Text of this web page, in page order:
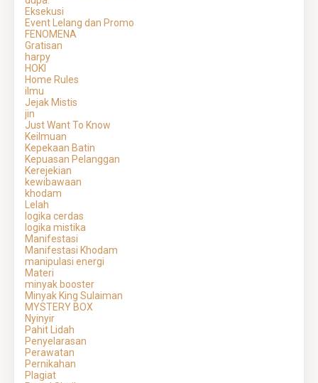
Eksekusi
Event Lelang dan Promo
FENOMENA
Gratisan
harpy
HOKI
Home Rules
ilmu
Jejak Mistis
jin
Just Want To Know
Keilmuan
Kepekaan Batin
Kepuasan Pelanggan
Kerejekian
kewibawaan
khodam
Lelah
logika cerdas
logika mistika
Manifestasi
Manifestasi Khodam
manipulasi energi
Materi
minyak booster
Minyak King Sulaiman
MYSTERY BOX
Nyinyir
Pahit Lidah
Penyelarasan
Perawatan
Pernikahan
Plagiat